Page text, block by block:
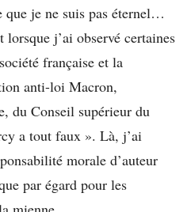
que je ne suis pas éternel…
j’ai observé certaines
française et la
anti-loi Macron,
du Conseil supérieur du
a tout faux ». Là, j’ai
morale d’auteur
par égard pour les